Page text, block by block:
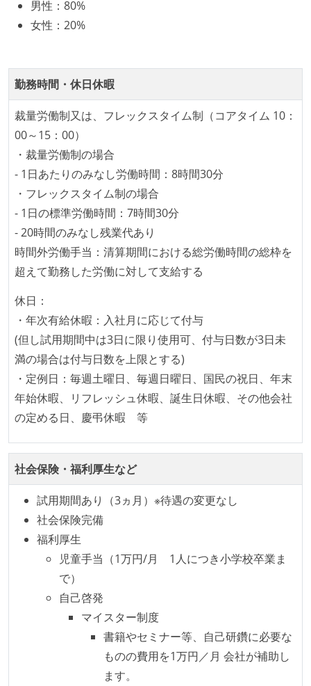
OS やエディタ、IDE といった個人の環境は、各自の責
任で好きなものを使うことができる
参加している
タスクの見積もりは、実装を担当するメンバーが中心
となって行う
全体のスケジュール管理は、途中の成果を随時確認し
ながら、納期または盛り込む機能を柔軟に調整する形
で行う
コード品質向上のための取り組み
本番にデプロイされるコードには、全てコードレビュ
ーまたはペアプログラミングを実施している
「リファクタリングは随時行われるべき」という価値
いる
コード品質評価ツールを導入して、メンバーが常に確
認できるようにしている
テストの実施度
機能の実装と同時にテストコードを記述している
アジャイル実践状況
イテレーションの最後などに、定期的にチームでふり
かえりミーティングを行っている
継続的なデプロイ（デリバリー）を行っている
ワークフローの整備
全てのコードをバージョン管理ツールで管理している
各メンバーが実装したコードのマージは Pull Request
ベースで行われる
自動（＝システム化され、1コマンドで実行できる）
ビルド、自動デプロイ環境が整備されている
コードによるインフラ構成管理（Infrastructure as
Code）の環境が整備されている
男性 ： 80%
女性 ： 20%
勤務時間・休日休暇
裁量労働制又は、フレックスタイム制（コアタイム 10：
00～15：00）
・裁量労働制の場合
- 1日あたりのみなし労働時間：8時間30分
・フレックスタイム制の場合
- 1日の標準労働時間：7時間30分
- 20時間のみなし残業代あり
時間外労働手当：清算期間における総労働時間の総枠を
超えて勤務した労働に対して支給する
休日：
・年次有給休暇：入社月に応じて付与
(但し試用期間中は3日に限り使用可、付与日数が3日未
満の場合は付与日数を上限とする)
・定例日：毎週土曜日、毎週日曜日、国民の祝日、年末
年始休暇、リフレッシュ休暇、誕生日休暇、その他会社
の定める日、慶弔休暇 等
社会保険・福利厚生など
試用期間あり（3ヵ月）※待遇の変更なし
社会保険完備
福利厚生
児童手当（1万円/月 1人につき小学校卒業ま
で）
自己啓発
マイスター制度
書籍やセミナー等、自己研鑽に必要な
ものの費用を1万円／月 会社が補助し
ます。